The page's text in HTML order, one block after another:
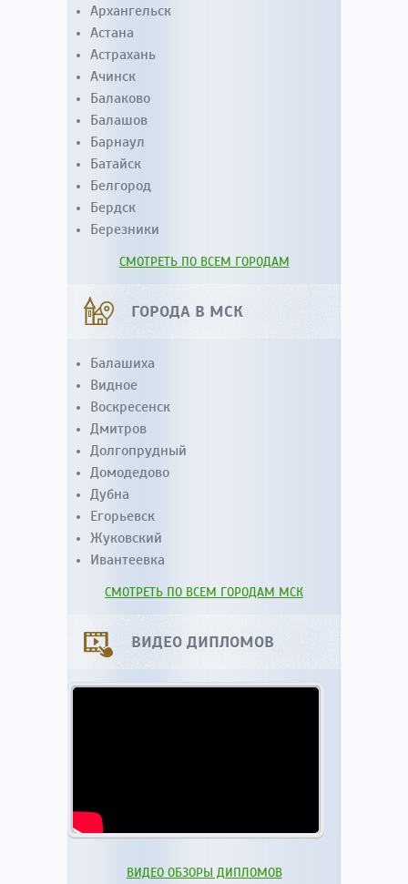
Архангельск
Астана
Астрахань
Ачинск
Балаково
Балашов
Барнаул
Батайск
Белгород
Бердск
Березники
СМОТРЕТЬ ПО ВСЕМ ГОРОДАМ
ГОРОДА В МСК
Балашиха
Видное
Воскресенск
Дмитров
Долгопрудный
Домодедово
Дубна
Егорьевск
Жуковский
Ивантеевка
СМОТРЕТЬ ПО ВСЕМ ГОРОДАМ МСК
ВИДЕО ДИПЛОМОВ
ВИДЕО ОБЗОРЫ ДИПЛОМОВ